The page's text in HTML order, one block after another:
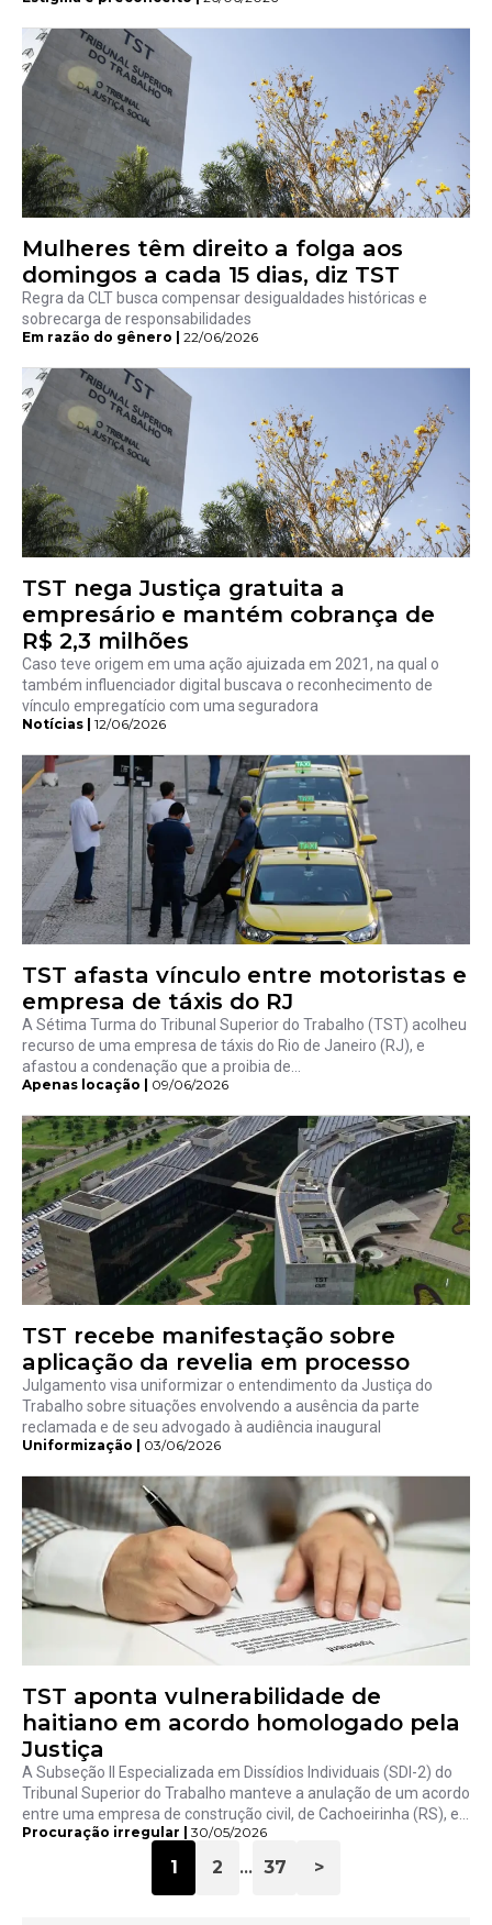
Mulheres têm direito a folga aos
domingos a cada 15 dias, diz TST
Regra da CLT busca compensar desigualdades históricas e
sobrecarga de responsabilidades
Em razão do gênero | 22/06/2026
TST nega Justiça gratuita a
empresário e mantém cobrança de
R$ 2,3 milhões
Caso teve origem em uma ação ajuizada em 2021, na qual o
também influenciador digital buscava o reconhecimento de
vínculo empregatício com uma seguradora
Notícias | 12/06/2026
TST afasta vínculo entre motoristas e
empresa de táxis do RJ
A Sétima Turma do Tribunal Superior do Trabalho (TST) acolheu
recurso de uma empresa de táxis do Rio de Janeiro (RJ), e
afastou a condenação que a proibia de...
Apenas locação | 09/06/2026
TST recebe manifestação sobre
aplicação da revelia em processo
Julgamento visa uniformizar o entendimento da Justiça do
Trabalho sobre situações envolvendo a ausência da parte
reclamada e de seu advogado à audiência inaugural
Uniformização | 03/06/2026
TST aponta vulnerabilidade de
haitiano em acordo homologado pela
Justiça
A Subseção II Especializada em Dissídios Individuais (SDI-2) do
Tribunal Superior do Trabalho manteve a anulação de um acordo
entre uma empresa de construção civil, de Cachoeirinha (RS), e...
Procuração irregular | 30/05/2026
1 2 … 37 >